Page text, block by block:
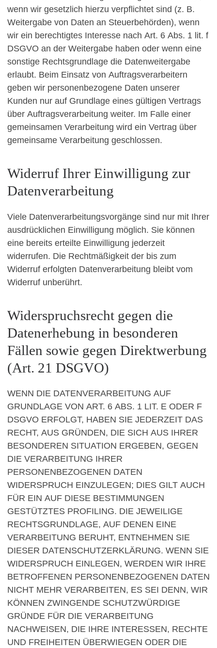
wenn wir gesetzlich hierzu verpflichtet sind (z. B.
Weitergabe von Daten an Steuerbehörden), wenn
wir ein berechtigtes Interesse nach Art. 6 Abs. 1 lit. f
DSGVO an der Weitergabe haben oder wenn eine
sonstige Rechtsgrundlage die Datenweitergabe
erlaubt. Beim Einsatz von Auftragsverarbeitern
geben wir personenbezogene Daten unserer
Kunden nur auf Grundlage eines gültigen Vertrags
über Auftragsverarbeitung weiter. Im Falle einer
gemeinsamen Verarbeitung wird ein Vertrag über
gemeinsame Verarbeitung geschlossen.
Widerruf Ihrer Einwilligung zur
Datenverarbeitung
Viele Datenverarbeitungsvorgänge sind nur mit Ihrer
ausdrücklichen Einwilligung möglich. Sie können
eine bereits erteilte Einwilligung jederzeit
widerrufen. Die Rechtmäßigkeit der bis zum
Widerruf erfolgten Datenverarbeitung bleibt vom
Widerruf unberührt.
Widerspruchsrecht gegen die
Datenerhebung in besonderen
Fällen sowie gegen Direktwerbung
(Art. 21 DSGVO)
WENN DIE DATENVERARBEITUNG AUF
GRUNDLAGE VON ART. 6 ABS. 1 LIT. E ODER F
DSGVO ERFOLGT, HABEN SIE JEDERZEIT DAS
RECHT, AUS GRÜNDEN, DIE SICH AUS IHRER
BESONDEREN SITUATION ERGEBEN, GEGEN
DIE VERARBEITUNG IHRER
PERSONENBEZOGENEN DATEN
WIDERSPRUCH EINZULEGEN; DIES GILT AUCH
FÜR EIN AUF DIESE BESTIMMUNGEN
GESTÜTZTES PROFILING. DIE JEWEILIGE
RECHTSGRUNDLAGE, AUF DENEN EINE
VERARBEITUNG BERUHT, ENTNEHMEN SIE
DIESER DATENSCHUTZERKLÄRUNG. WENN SIE
WIDERSPRUCH EINLEGEN, WERDEN WIR IHRE
BETROFFENEN PERSONENBEZOGENEN DATEN
NICHT MEHR VERARBEITEN, ES SEI DENN, WIR
KÖNNEN ZWINGENDE SCHUTZWÜRDIGE
GRÜNDE FÜR DIE VERARBEITUNG
NACHWEISEN, DIE IHRE INTERESSEN, RECHTE
UND FREIHEITEN ÜBERWIEGEN ODER DIE